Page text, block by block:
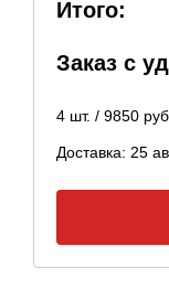
Итого:
Заказ с
4 шт. / 9850 руб.
Доставка: 25